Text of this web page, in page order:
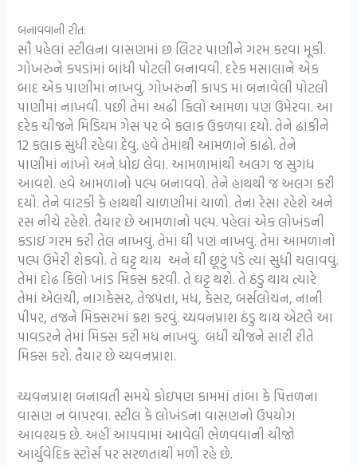
બનાવવાની રીત:
સૌ પહેલાં સ્ટીલના વાસણમાં છ લિટર પાણીને ગરમ કરવા મૂકી.
ગોખરુંને કપડાંમાં બાંધી પોટલી બનાવવી. દરેક મસાલાને એક
બાદ એક પાણીમાં નાખવું. ગોખરુંની કાપડ માં બનાવેલી પોટલી
પાણીમાં નાખવી. પછી તેમાં અઢી કિલો આમળા પણ ઉમેરવા. આ
દરેક ચીજને મિડિયમ ગેસ પર બે કલાક ઉકળવા દયો. તેને ઢાંકીને
12 કલાક સુધી રહેવા દેવુ. હવે તેમાંથી આમળાને કાઢો. તેને
પાણીમાં નાંખો અને ધોઇ લેવા. આમળામાંથી અલગ જ સુગંધ
આવશે. હવે આમળાનો પલ્પ બનાવવો. તેને હાથથી જ અલગ કરી
દયો. તેને વાટકી કે હાથથી ચાળણીમાં ચાળો. તેના રેસા રહેશે અને
રસ નીચે રહેશે. તૈયાર છે આમળાનો પલ્પ. પહેલાં એક લોખંડની
કડાઇ ગરમ કરી તેલ નાખવું. તેમાં ઘી પણ નાખવું. તેમાં આમળાનો
પલ્પ ઉમેરી શેકવો. તે ઘટ્ટ થાય અને ઘી છૂટું પડે ત્યાં સુધી ચલાવવું.
તેમાં દોઢ કિલો ખાંડ મિક્સ કરવી. તે ઘટ્ટ થશે. તે ઠંડુ થાય ત્યારે
તેમાં એલચી, નાગકેસર, તેજપત્તા, મધ, કેસર, બર્સલોચન, નાની
પીપર, તજને મિક્સરમાં ક્રશ કરવું. ચ્યવનપ્રાશ ઠંડુ થાય એટલે આ
પાવડરને તેમાં મિક્સ કરી મધ નાખવું. બધી ચીજને સારી રીતે
મિક્સ કરો. તૈયાર છે ચ્યવનપ્રાશ.
ચ્યવનપ્રાશ બનાવતી સમયે કોઇપણ કામમાં તાંબા કે પિત્તળના
વાસણ ન વાપરવા. સ્ટીલ કે લોખંડના વાસણનો ઉપયોગ
આવશ્યક છે. અહીં આપવામાં આવેલી ભેળવવાની ચીજો
આર્યુવેદિક સ્ટોર્સ પર સરળતાથી મળી રહે છે.